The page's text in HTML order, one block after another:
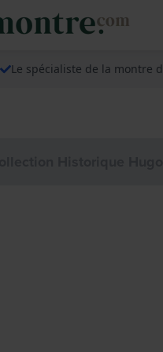
Le spécialiste de la montre